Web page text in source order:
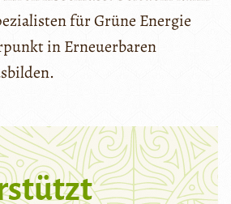
für Grüne Energie
in Erneuerbaren